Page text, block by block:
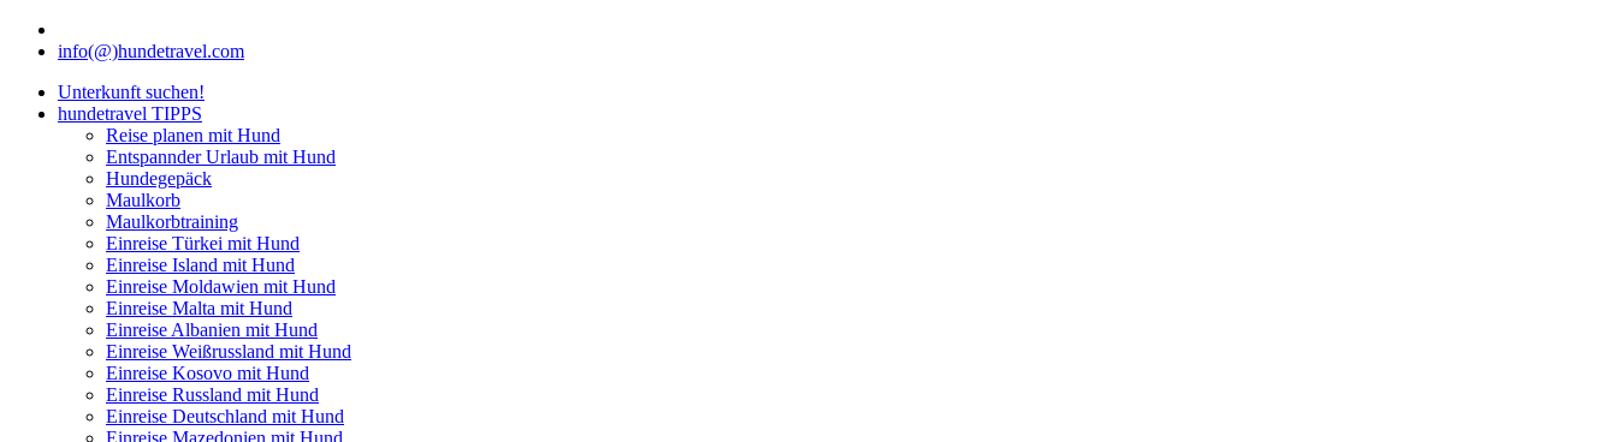
info(@)hundetravel.com
Unterkunft suchen!
hundetravel TIPPS
Reise planen mit Hund
Entspannder Urlaub mit Hund
Hundegepäck
Maulkorb
Maulkorbtraining
Einreise Türkei mit Hund
Einreise Island mit Hund
Einreise Moldawien mit Hund
Einreise Malta mit Hund
Einreise Albanien mit Hund
Einreise Weißrussland mit Hund
Einreise Kosovo mit Hund
Einreise Russland mit Hund
Einreise Deutschland mit Hund
Einreise Mazedonien mit Hund